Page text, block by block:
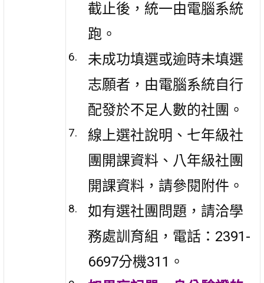
截止後，統一由電腦系統
跑。
未成功填選或逾時未填選
志願者，由電腦系統自行
配發於不足人數的社團。
線上選社說明、七年級社
團開課資料、八年級社團
開課資料，請參閱附件。
如有選社團問題，請洽學
務處訓育組，電話：2391-
6697分機311。